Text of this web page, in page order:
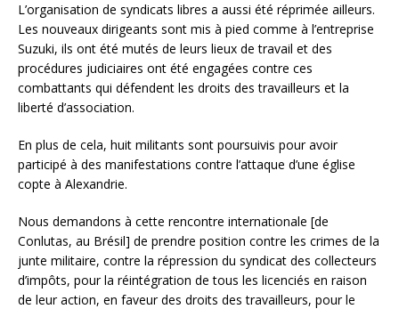
L’organisation de syndicats libres a aussi été réprimée ailleurs.
Les nouveaux dirigeants sont mis à pied comme à l’entreprise
Suzuki, ils ont été mutés de leurs lieux de travail et des
procédures judiciaires ont été engagées contre ces
combattants qui défendent les droits des travailleurs et la
liberté d’association.
En plus de cela, huit militants sont poursuivis pour avoir
participé à des manifestations contre l’attaque d’une église
copte à Alexandrie.
Nous demandons à cette rencontre internationale [de
Conlutas, au Brésil] de prendre position contre les crimes de la
junte militaire, contre la répression du syndicat des collecteurs
d’impôts, pour la réintégration de tous les licenciés en raison
de leur action, en faveur des droits des travailleurs, pour le